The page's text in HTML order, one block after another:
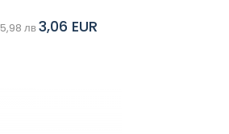
5,98 лв3,06 EUR